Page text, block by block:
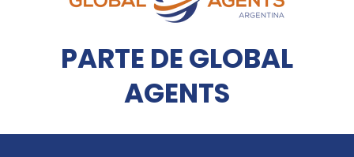
PARTE DE GLOBAL
AGENTS